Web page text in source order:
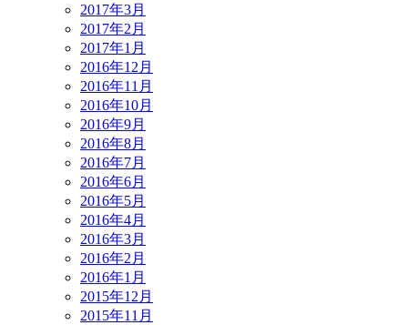
2017年3月
2017年2月
2017年1月
2016年12月
2016年11月
2016年10月
2016年9月
2016年8月
2016年7月
2016年6月
2016年5月
2016年4月
2016年3月
2016年2月
2016年1月
2015年12月
2015年11月